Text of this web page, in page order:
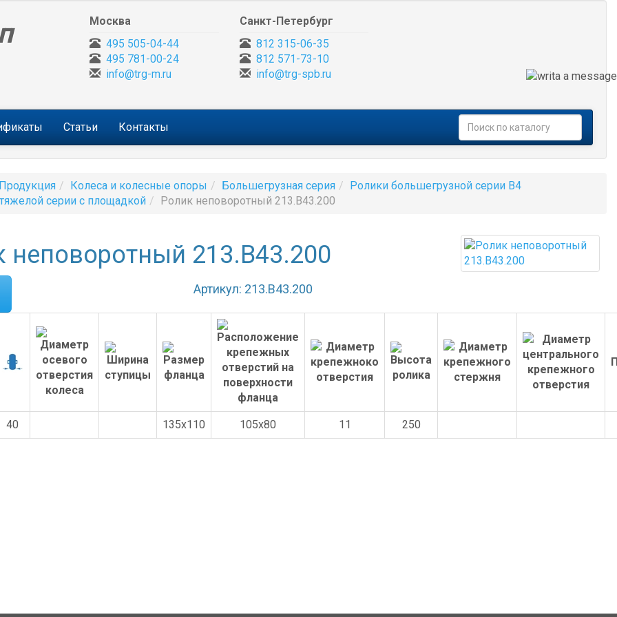
Москва
495 505-04-44
495 781-00-24
info@trg-m.ru
Санкт-Петербург
812 315-06-35
812 571-73-10
info@trg-spb.ru
Статьи Контакты
Колеса и колесные опоры Большегрузная серия
Ролики большегрузной серии B4
серии с площадкой
Ролик неповоротный 213.B43.200
неповоротный 213.B43.200
Артикул: 213.B43.200
40 135x110 105x80 11 250